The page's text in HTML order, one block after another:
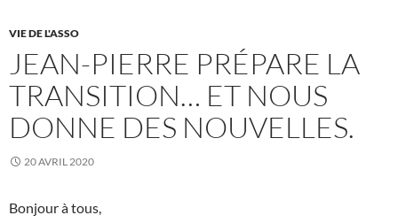
VIE DE L'ASSO
JEAN-PIERRE PRÉPARE LA
TRANSITION… ET NOUS
DONNE DES NOUVELLES.
20 AVRIL 2020
Bonjour à tous,